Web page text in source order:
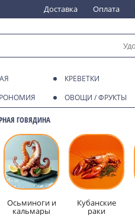
Доставка Оплата
КРЕВЕТКИ
ОВОЩИ / ФРУКТЫ
ГОВЯДИНА
Осьминоги и
кальмары
Кубанские
раки